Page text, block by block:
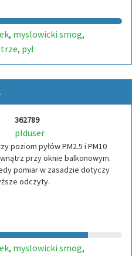
, myslowicki smog,
, pył
362789
plduser
poziom pyłów PM2.5 i PM10
przy oknie balkonowym.
pomiar w zasadzie dotyczy
odczyty.
, myslowicki smog,